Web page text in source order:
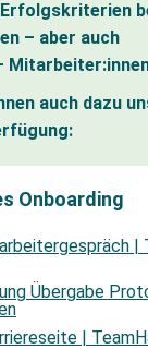
– aber auch
auch dazu
Onboarding
|
Übergabe
|